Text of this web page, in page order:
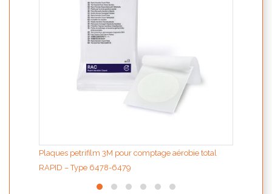
Plaques petrifilm 3M pour comptage aérobie total
RAPID – Type 6478-6479